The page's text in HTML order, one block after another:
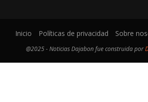
Inicio Políticas de privacidad Sobre
@2025 - Noticias Dajabon fue construida por